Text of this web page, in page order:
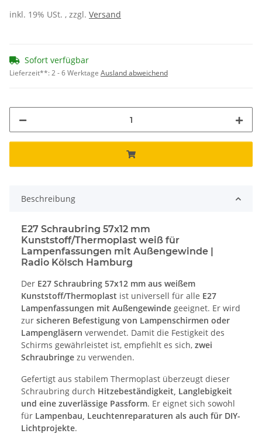
inkl. 19% USt. , zzgl. Versand
Sofort verfügbar
Lieferzeit**:2 - 6 Werktage Ausland abweichend
Beschreibung
E27 Schraubring 57x12 mm
Kunststoff/Thermoplast weiß für
Lampenfassungen mit Außengewinde |
Radio Kölsch Hamburg
Der E27 Schraubring 57x12 mm aus weißem
Kunststoff/Thermoplast ist universell für alle E27
Lampenfassungen mit Außengewinde geeignet. Er wird
zur sicheren Befestigung von Lampenschirmen oder
Lampengläsern verwendet. Damit die Festigkeit des
Schirms gewährleistet ist, empfiehlt es sich, zwei
Schraubringe zu verwenden.
Gefertigt aus stabilem Thermoplast überzeugt dieser
Schraubring durch Hitzebeständigkeit, Langlebigkeit
und eine zuverlässige Passform. Er eignet sich sowohl
für Lampenbau, Leuchtenreparaturen als auch für DIY-
Lichtprojekte.